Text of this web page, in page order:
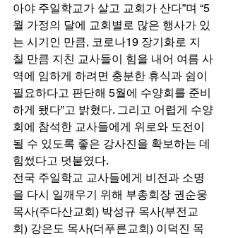
아야 주일학교가 살고 교회가 산다”며 “5
월 가정의 달에 교회별로 많은 행사가 있
는 시기인 만큼, 코로나19 장기화로 지
칠 만큼 지친 교사들이 힘을 내어 여름 사
역에 임하게 하려면 충분한 휴식과 쉼이
필요하다고 판단해 5월에 수양회를 준비
하게 됐다”고 밝혔다. 그리고 어렵게 수양
회에 참석한 교사들에게 위로와 도전이
될 수 있도록 좋은 강사진을 확보하는 데
힘썼다고 덧붙였다.
전국 주일학교 교사들에게 비전과 소명
을 다시 일깨우기 위해 부총회장 권순웅
목사(주다산교회) 박성규 목사(부전교
회) 강은도 목사(더푸른교회) 이덕진 목